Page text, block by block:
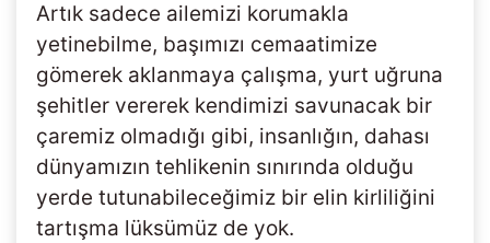
Artık sadece ailemizi korumakla
yetinebilme, başımızı cemaatimize
gömerek aklanmaya çalışma, yurt uğruna
şehitler vererek kendimizi savunacak bir
çaremiz olmadığı gibi, insanlığın, dahası
dünyamızın tehlikenin sınırında olduğu
yerde tutunabileceğimiz bir elin kirliliğini
tartışma lüksümüz de yok.